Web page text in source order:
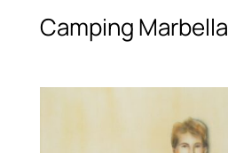
Camping Marbella